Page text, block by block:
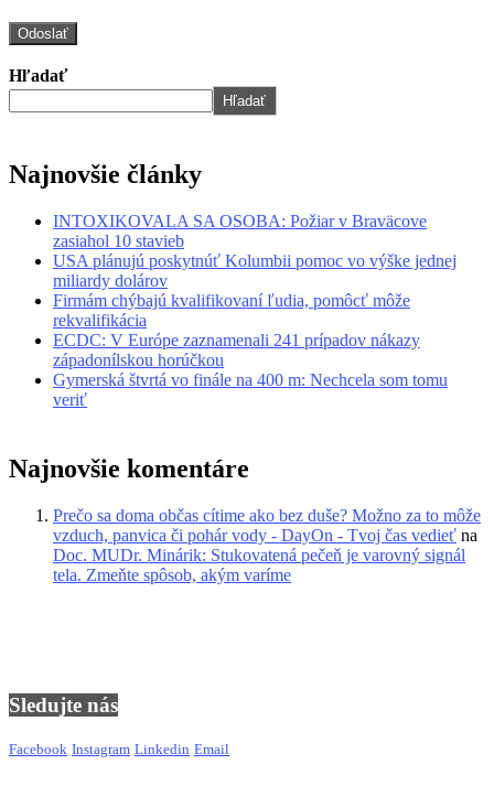
Hľadať
Hľadať
Najnovšie články
INTOXIKOVALA SA OSOBA: Požiar v Braväcove
zasiahol 10 stavieb
USA plánujú poskytnúť Kolumbii pomoc vo výške jednej
miliardy dolárov
Firmám chýbajú kvalifikovaní ľudia, pomôcť môže
rekvalifikácia
ECDC: V Európe zaznamenali 241 prípadov nákazy
západonílskou horúčkou
Gymerská štvrtá vo finále na 400 m: Nechcela som tomu
veriť
Najnovšie komentáre
Prečo sa doma občas cítime ako bez duše? Možno za to môže
vzduch, panvica či pohár vody - DayOn - Tvoj čas vedieť na
Doc. MUDr. Minárik: Stukovatená pečeň je varovný signál
tela. Zmeňte spôsob, akým varíme
Sledujte nás
Facebook Instagram Linkedin Email